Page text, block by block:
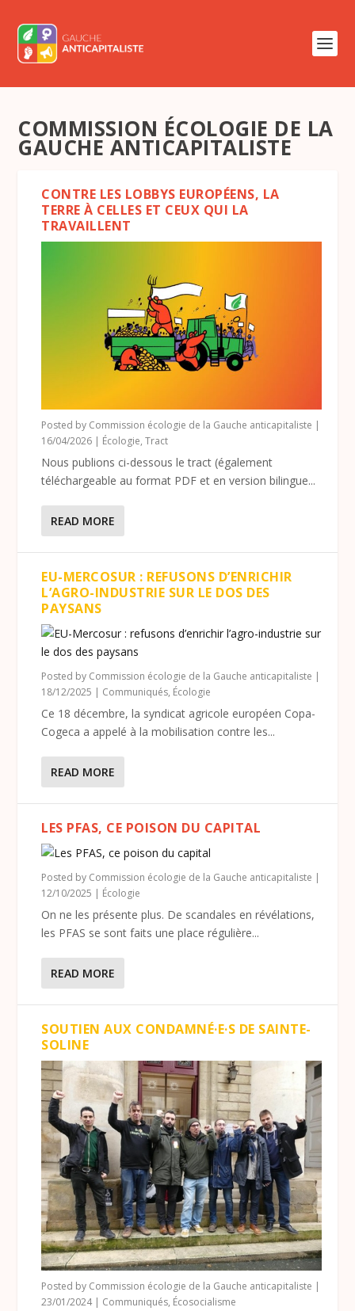
COMMISSION ÉCOLOGIE DE LA
GAUCHE ANTICAPITALISTE
CONTRE LES LOBBYS EUROPÉENS, LA
TERRE À CELLES ET CEUX QUI LA
TRAVAILLENT
Posted by Commission écologie de la Gauche anticapitaliste |
16/04/2026 | Écologie,Tract
Nous publions ci-dessous le tract (également
téléchargeable au format PDF et en version bilingue...
READ MORE
EU-MERCOSUR : REFUSONS D’ENRICHIR
L’AGRO-INDUSTRIE SUR LE DOS DES
PAYSANS
Posted by Commission écologie de la Gauche anticapitaliste |
18/12/2025 | Communiqués, Écologie
Ce 18 décembre, la syndicat agricole européen Copa-
Cogeca a appelé à la mobilisation contre les...
READ MORE
LES PFAS, CE POISON DU CAPITAL
Posted by Commission écologie de la Gauche anticapitaliste |
12/10/2025 | Écologie
On ne les présente plus. De scandales en révélations,
les PFAS se sont faits une place régulière...
READ MORE
SOUTIEN AUX CONDAMNÉ·E·S DE SAINTE-
SOLINE
Posted by Commission écologie de la Gauche anticapitaliste |
23/01/2024| Communiqués, Écosocialisme